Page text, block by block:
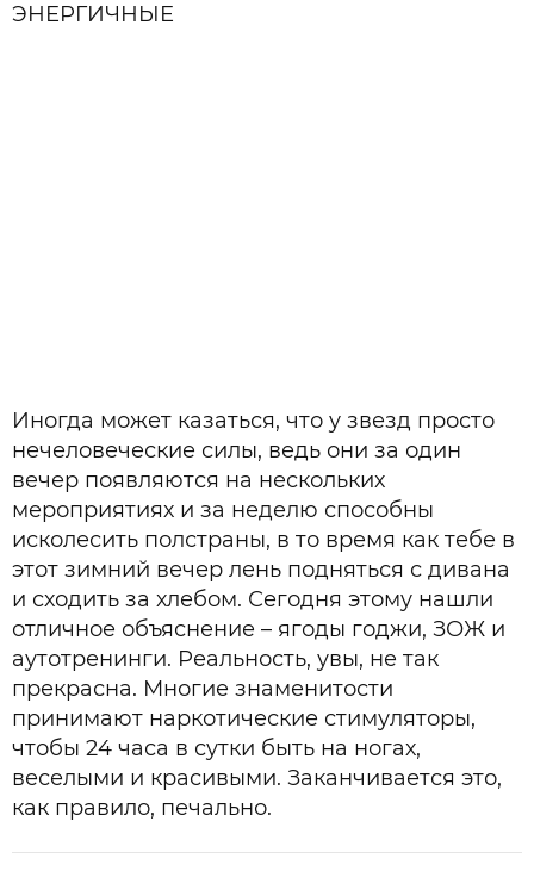
ЭНЕРГИЧНЫЕ
Иногда может казаться, что у звезд просто
нечеловеческие силы, ведь они за один
вечер появляются на нескольких
мероприятиях и за неделю способны
исколесить полстраны, в то время как тебе в
этот зимний вечер лень подняться с дивана
и сходить за хлебом. Сегодня этому нашли
отличное объяснение – ягоды годжи, ЗОЖ и
аутотренинги. Реальность, увы, не так
прекрасна. Многие знаменитости
принимают наркотические стимуляторы,
чтобы 24 часа в сутки быть на ногах,
веселыми и красивыми. Заканчивается это,
как правило, печально.